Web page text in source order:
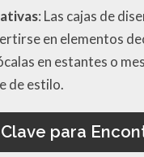
: Las cajas de
en elementos
en estantes o
de estilo.
para